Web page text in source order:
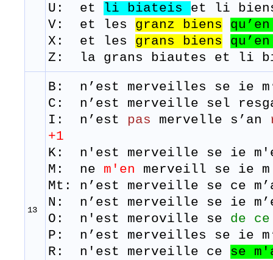
U: et
li biateis
et li
V: et les granz biens
​X: et les grans biens
Z: la grans biautes et li
13
B: n’est merveilles se ie
C: n’est merveille sel
I: n’est pas mervelle s’an
+1
K: n'est merveille se ie
M: ne m'en merveill se ie
Mt: n’est merveille se ce
N: n’est merveille se ie
O: n'est meroville se de ce
P: n’est merveilles se ie
R: n'est merveille ce se